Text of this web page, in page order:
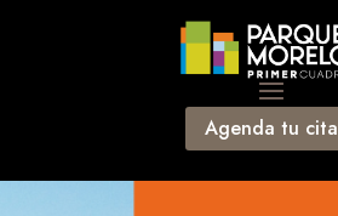
Agenda tu cita